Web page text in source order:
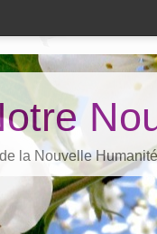
la Nouvelle Humanité